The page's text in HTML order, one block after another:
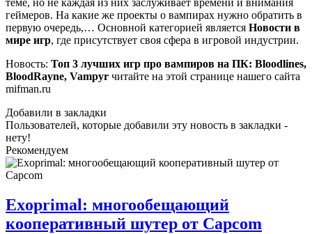
теме, но не каждая из них заслуживает времени и внимания
геймеров. На какие же проекты о вампирах нужно обратить в
первую очередь,… Основной категорией является Новости в
мире игр, где присутствует своя сфера в игровой индустрии.
Новость: Топ 3 лучших игр про вампиров на ПК: Bloodlines,
BloodRayne, Vampyr читайте на этой странице нашего сайта
mifman.ru
Добавили в закладки
Пользователей, которые добавили эту новость в закладки -
нету!
Рекомендуем
Exoprimal: многообещающий
кооперативный шутер от Capcom